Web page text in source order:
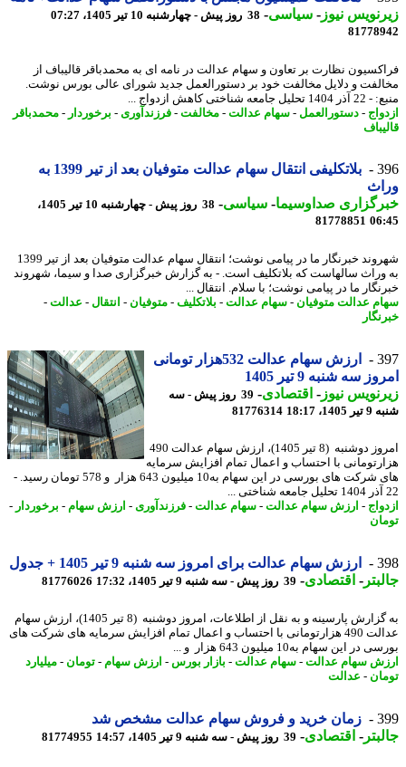
نیوز-سیاسی-38 روز پیش - چهارشنبه 10 تیر 1405، 07:27
نظارت بر تعاون و سهام عدالت در نامه ای به محمدباقر قالیباف از
و دلایل مخالفت خود بر دستورالعمل جدید شورای عالی بورس نوشت.
شناختی کاهش ازدواج ...
-دستورالعمل-سهام عدالت-مخالفت-فرزندآوری - برخوردار-محمدباقر
بلاتکلیفی انتقال سهام عدالت متوفیان بعد از تیر 1399 به
صداوسیما-سیاسی-
38 روز پیش - چهارشنبه 10 تیر 1405،
81778851
شهروند خبرنگار ما در پیامی نوشت؛ انتقال سهام عدالت متوفیان بعد از تیر 1399
سالهاست که بلاتکلیف است. - به گزارش خبرگزاری صدا و سیما، شهروند
ما در پیامی نوشت؛ با سلام. انتقال ...
عدالت متوفیان-سهام عدالت-بلاتکلیف-متوفیان-انتقال-عدالت-
ارزش سهام عدالت 532هزار تومانی
سه شنبه 9 تیر 1405
نیوز-اقتصادی-
39 روز پیش - سه
18:17
81776314
امروز دوشنبه (8 تیر 1405)، ارزش سهام عدالت 490
با احتساب و اعمال تمام افزایش سرمایه
های شرکت های بورسی در این سهام به10 میلیون 643 هزار و 578 تومان رسید. -
-ارزش سهام عدالت-سهام عدالت-فرزندآوری - ارزش سهام-برخوردار-
ارزش سهام عدالت برای امروز سه شنبه 9 تیر 1405 + جدول
-اقتصادی-39 روز پیش - سه شنبه 9 تیر 1405، 17:32 81776026
به گزارش پارسینه و به نقل از اطلاعات، امروز دوشنبه (8 تیر 1405)، ارزش سهام
عدالت 490 هزارتومانی با احتساب و اعمال تمام افزایش سرمایه های شرکت های
این سهام به10 میلیون 643 هزار و ...
سهام عدالت-سهام عدالت-بازار بورس-ارزش سهام-تومان-میلیارد
-عدالت
زمان خرید و فروش سهام عدالت مشخص شد
-اقتصادی-39 روز پیش - سه شنبه 9 تیر 1405، 14:57 81774955